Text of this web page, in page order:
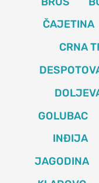
ČAJETINA
CRNA
GOLUBAC
INĐIJA
JAGODINA